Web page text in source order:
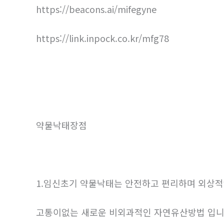
https://beacons.ai/mifegyne
https://link.inpock.co.kr/mfg78
약물낙태장점
1.임신초기 약물낙태는 안전하고 편리하며 외상
고통이없는 새로운 비외과적인 자연유산방법 입